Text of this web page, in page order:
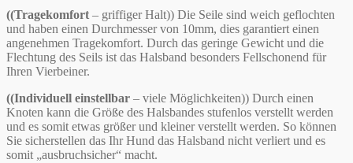
((Tragekomfort – griffiger Halt)) Die Seile sind weich geflochten
und haben einen Durchmesser von 10mm, dies garantiert einen
angenehmen Tragekomfort. Durch das geringe Gewicht und die
Flechtung des Seils ist das Halsband besonders Fellschonend für
Ihren Vierbeiner.
((Individuell einstellbar – viele Möglichkeiten)) Durch einen
Knoten kann die Größe des Halsbandes stufenlos verstellt werden
und es somit etwas größer und kleiner verstellt werden. So können
Sie sicherstellen das Ihr Hund das Halsband nicht verliert und es
somit „ausbruchsicher“ macht.